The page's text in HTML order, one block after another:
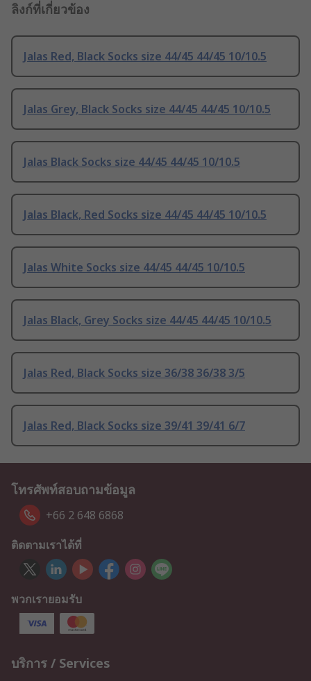
ลิงก์ที่เกี่ยวข้อง
Jalas Red, Black Socks size 44/45 44/45 10/10.5
Jalas Grey, Black Socks size 44/45 44/45 10/10.5
Jalas Black Socks size 44/45 44/45 10/10.5
Jalas Black, Red Socks size 44/45 44/45 10/10.5
Jalas White Socks size 44/45 44/45 10/10.5
Jalas Black, Grey Socks size 44/45 44/45 10/10.5
Jalas Red, Black Socks size 36/38 36/38 3/5
Jalas Red, Black Socks size 39/41 39/41 6/7
โทรศัพท์สอบถามข้อมูล
+66 2 648 6868
ติดตามเราได้ที่
พวกเรายอมรับ
บริการ / Services